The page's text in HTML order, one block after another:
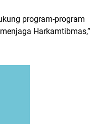
program-program
Harkamtibmas,”